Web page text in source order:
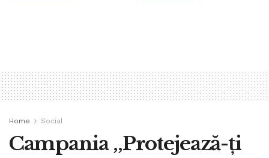
Home Social
Campania ,,Protejează-ți